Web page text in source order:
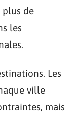
plus de
les
Les
ville
mais